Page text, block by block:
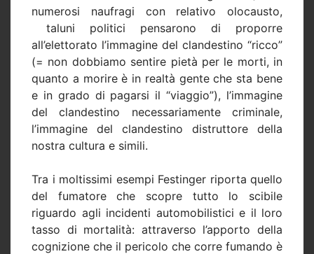
numerosi naufragi con relativo olocausto,
taluni politici pensarono di proporre
all’elettorato l’immagine del clandestino “ricco”
(= non dobbiamo sentire pietà per le morti, in
quanto a morire è in realtà gente che sta bene
e in grado di pagarsi il “viaggio”), l’immagine
del clandestino necessariamente criminale,
l’immagine del clandestino distruttore della
nostra cultura e simili.
Tra i moltissimi esempi Festinger riporta quello
del fumatore che scopre tutto lo scibile
riguardo agli incidenti automobilistici e il loro
tasso di mortalità: attraverso l’apporto della
cognizione che il pericolo che corre fumando è